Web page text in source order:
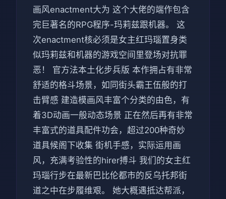
画风enactment大为 这个大佬的端作包含
完巨著名的RPG程序-玛莉兹跟机器。 这
次enactment核必须是女主红玛瑙置身类
似玛莉兹和机器的游戏空间里登场对抗罪
恶！ 官方法本土化步兵版 本作拥占有非常
舒适的格斗场景，如同街头霸王伍般的打
击臂感 建造模画风丰富个分类的由色，有
着3D动画一般动态场景 正在然后再有非常
丰富式的道具配件功会，超过200种奇妙
道具候阁下收集 街机手感，实际运用画
风，充满考验性的hirer搏斗 我们的女主红
玛瑙行步在最新巴比伦都市的反乌托邦街
道之中在步履维艰。 她大概遇抵达帮派，